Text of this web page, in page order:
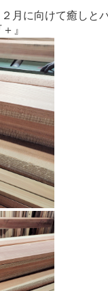
月に向けて癒しと
』ゞ